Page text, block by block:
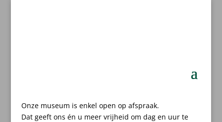
Onze museum is enkel open op afspraak.
Dat geeft ons én u meer vrijheid om dag en uur te